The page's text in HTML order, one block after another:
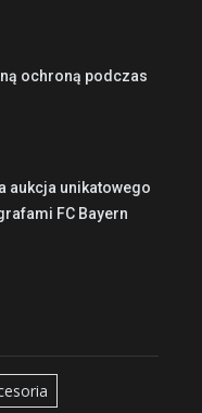
ochroną podczas
aukcja unikatowego
FC Bayern